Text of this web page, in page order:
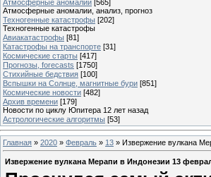
Атмосферные аномалии [565]
Атмосферные аномалии, анализ, прогноз
Техногенные катастрофы [202]
Техногенные катастрофы
Авиакатастрофы [81]
Катастрофы на транспорте [31]
Космические старты [417]
Прогнозы, forecasts [1750]
Стихийные бедствия [100]
Вспышки на Солнце, магнитные бури [851]
Космические новости [482]
Архив времени [179]
Новости по циклу Юпитера 12 лет назад
Астрологические алгоритмы [53]
Главная » 2020 » Февраль » 13 » Извержение вулкана
Извержение вулкана Мерапи в Индонезии 13